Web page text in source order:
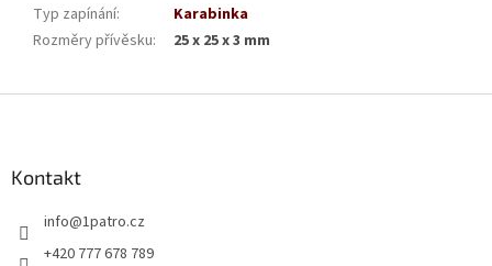
Typ zapínání:
Karabinka
Rozměry přívěsku: 25 x 25 x 3 mm
Kontakt
info@1patro.cz
+420 777 678 789